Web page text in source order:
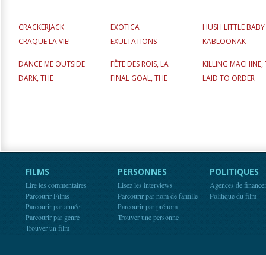
CRACKERJACK EXOTICA
HUSH LITTLE BABY
CRAQUE LA VIE!
EXULTATIONS KABLOONAK
DANCE ME OUTSIDE FÊTE DES ROIS, LA
KILLING MACHINE,
DARK, THE
FINAL GOAL, THE LAID TO ORDER
FILMS
Lire les commentaires
Parcourir Films
Parcourir par année
Parcourir par genre
Trouver un film
PERSONNES
Lisez les interviews
Parcourir par nom de famille
Parcourir par prénom
Trouver une personne
POLITIQUES
Agences de
Politique du film